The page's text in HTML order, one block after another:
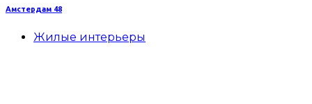
Амстердам 48
Жилые интерьеры